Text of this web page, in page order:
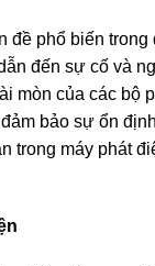
đề phổ biến
đến sự cố và
mòn của các bộ
bảo sự ổn
máy phát